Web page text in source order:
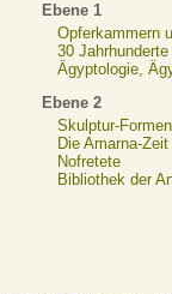
Ebene 1
Opferkammern
30
Ägyptologie,
Ebene 2
Skulptur-Formen
Die Amarna-Zeit
Nofretete
Bibliothek der